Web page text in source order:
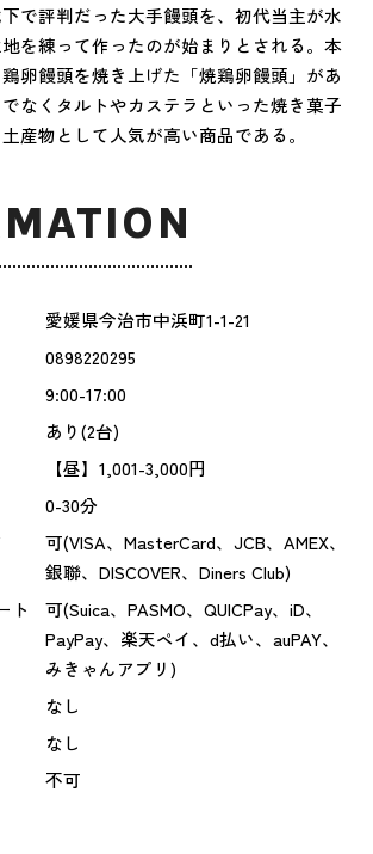
で評判だった大手饅頭を、初代当主が水
を練って作ったのが始まりとされる。本
卵饅頭を焼き上げた「焼鶏卵饅頭」があ
なくタルトやカステラといった焼き菓子
産物として人気が高い商品である。
愛媛県今治市中浜町1-1-21
0898220295
9:00-17:00
あり(2台)
【昼】1,001-3,000円
0-30分
可(VISA、MasterCard、JCB、AMEX、
銀聯、DISCOVER、Diners Club)
ト
可(Suica、PASMO、QUICPay、iD、
PayPay、楽天ペイ、d払い、auPAY、
みきゃんアプリ)
なし
なし
不可